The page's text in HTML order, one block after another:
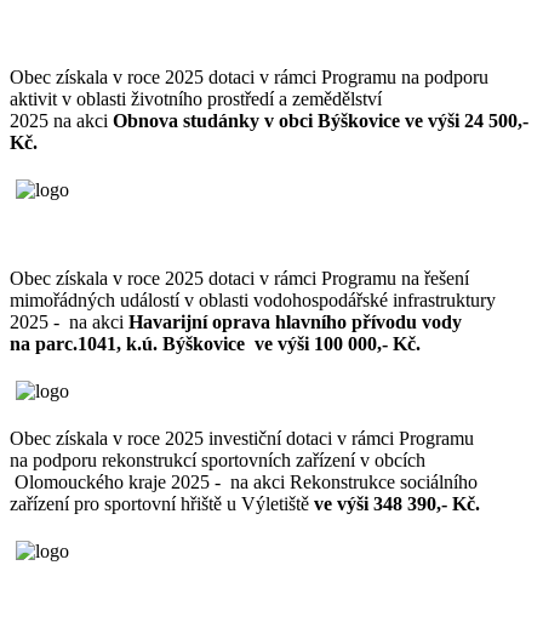
Obec získala v roce 2025 dotaci v rámci Programu na podporu
aktivit v oblasti životního prostředí a zemědělství
2025 na akci Obnova studánky v obci Býškovice ve výši 24 500,-
Kč.
Obec získala v roce 2025 dotaci v rámci Programu na řešení
mimořádných událostí v oblasti vodohospodářské infrastruktury
2025 - na akci Havarijní oprava hlavního přívodu vody
na parc.1041, k.ú. Býškovice ve výši 100 000,- Kč.
Obec získala v roce 2025 investiční dotaci v rámci Programu
na podporu rekonstrukcí sportovních zařízení v obcích
Olomouckého kraje 2025 - na akci Rekonstrukce sociálního
zařízení pro sportovní hřiště u Výletiště ve výši 348 390,- Kč.